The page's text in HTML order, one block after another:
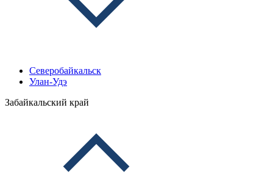
Северобайкальск
Улан-Удэ
Забайкальский край